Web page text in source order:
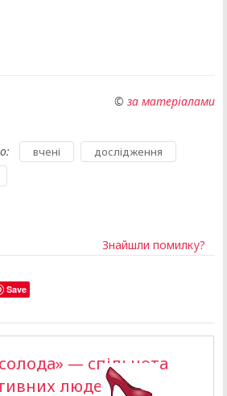
© за матеріалами
вчені дослідження
Знайшли помилку?
Save
— спільнота
людей >>